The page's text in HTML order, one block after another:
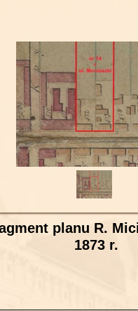
planu R.
1873 r.